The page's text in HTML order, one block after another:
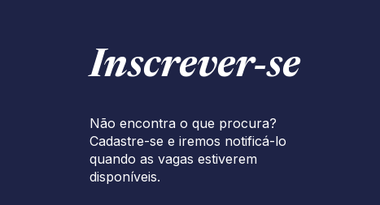
Inscrever‑se
Não encontra o que procura?
Cadastre-se e iremos notificá-lo
quando as vagas estiverem
disponíveis.